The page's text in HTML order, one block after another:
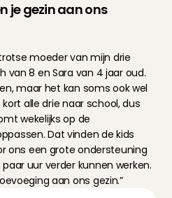
je gezin aan ons
moeder van mijn drie
van 8 en Sara van 4 jaar oud.
maar het kan soms ook wel
alle drie naar school, dus
wekelijks op de
Dat vinden de kids
ons een grote ondersteuning
uur verder kunnen werken.
aan ons gezin.”